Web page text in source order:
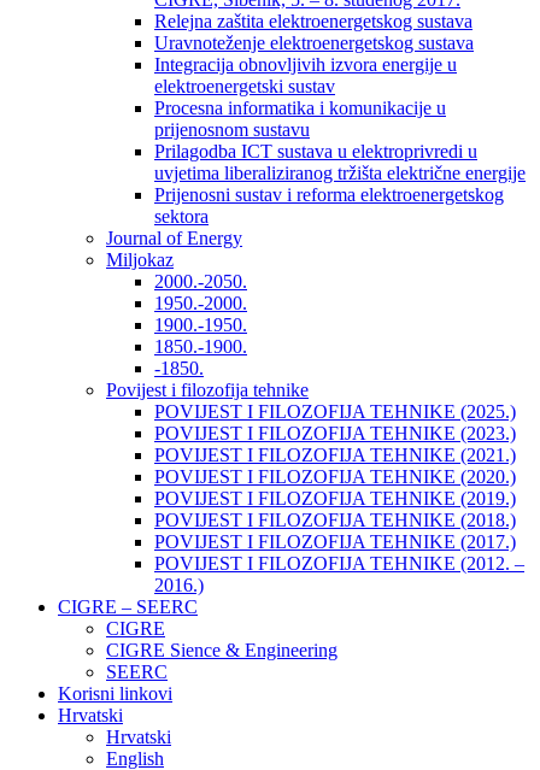
Relejna zaštita elektroenergetskog sustava
Uravnoteženje elektroenergetskog sustava
Integracija obnovljivih izvora energije u
elektroenergetski sustav
Procesna informatika i komunikacije u
prijenosnom sustavu
Prilagodba ICT sustava u elektroprivredi u
uvjetima liberaliziranog tržišta električne energije
Prijenosni sustav i reforma elektroenergetskog
sektora
Journal of Energy
Miljokaz
2000.-2050.
1950.-2000.
1900.-1950.
1850.-1900.
-1850.
Povijest i filozofija tehnike
POVIJEST I FILOZOFIJA TEHNIKE (2025.)
POVIJEST I FILOZOFIJA TEHNIKE (2023.)
POVIJEST I FILOZOFIJA TEHNIKE (2021.)
POVIJEST I FILOZOFIJA TEHNIKE (2020.)
POVIJEST I FILOZOFIJA TEHNIKE (2019.)
POVIJEST I FILOZOFIJA TEHNIKE (2018.)
POVIJEST I FILOZOFIJA TEHNIKE (2017.)
POVIJEST I FILOZOFIJA TEHNIKE (2012. –
2016.)
CIGRE – SEERC
CIGRE
CIGRE Sience & Engineering
SEERC
Korisni linkovi
Hrvatski
Hrvatski
English